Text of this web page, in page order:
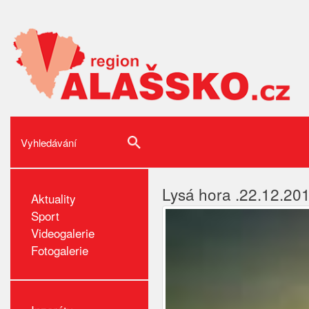
Aktuality
Sport
Videogalerie
Fotogalerie
Lysá hora